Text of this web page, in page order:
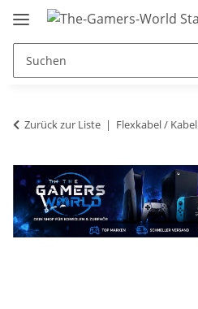
Zurück zur Liste Flexkabel / Kabel